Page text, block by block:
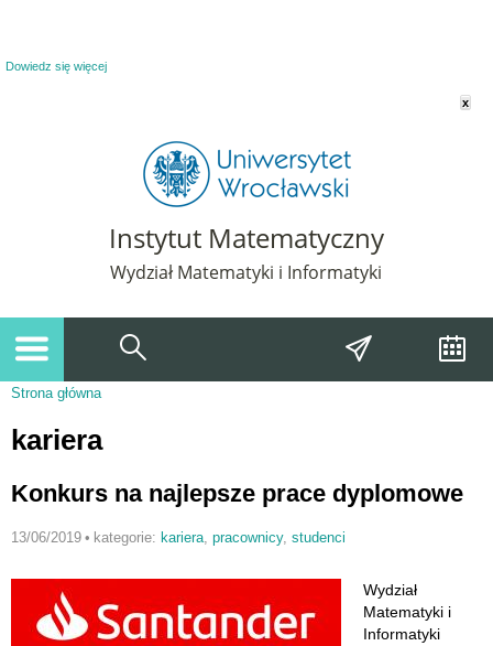
Dowiedz się więcej
x
Instytut Matematyczny
Wydział Matematyki i Informatyki
Strona główna
kariera
Konkurs na najlepsze prace dyplomowe
13/06/2019 • kategorie: kariera, pracownicy, studenci
Wydział
Matematyki i
Informatyki